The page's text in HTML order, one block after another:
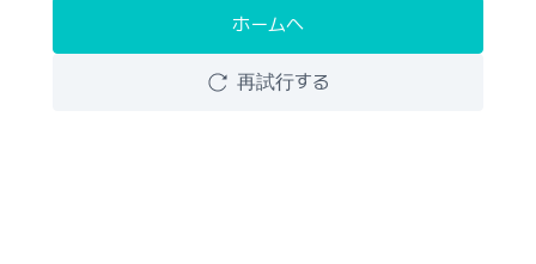
ホームへ
再試行する